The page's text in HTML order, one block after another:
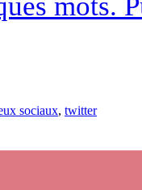
sociaux, twitter